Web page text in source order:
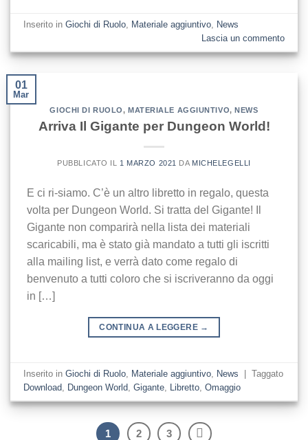
Inserito inGiochi di Ruolo, Materiale aggiuntivo, News
Lascia un commento
01
Mar
GIOCHI DI RUOLO, MATERIALE AGGIUNTIVO,NEWS
Arriva Il Gigante per Dungeon World!
PUBBLICATO IL 1 MARZO 2021 DA MICHELEGELLI
E ci ri-siamo. C’è un altro libretto in regalo, questa
volta per Dungeon World. Si tratta del Gigante! Il
Gigante non comparirà nella lista dei materiali
scaricabili, ma è stato già mandato a tutti gli iscritti
alla mailing list, e verrà dato come regalo di
benvenuto a tutti coloro che si iscriveranno da oggi
in […]
CONTINUA A LEGGERE →
Inserito inGiochi di Ruolo Materiale aggiuntivo News
Taggato
Download
Dungeon World ,Gigante Libretto ,Omaggio
1 2 3